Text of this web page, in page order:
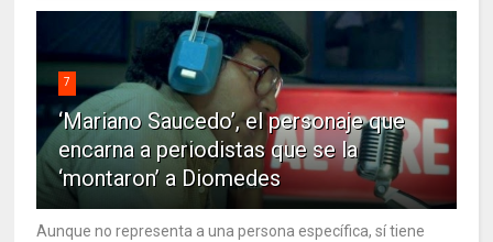
7
‘Mariano Saucedo’, el personaje que
encarna a periodistas que se la
‘montaron’ a Diomedes
Aunque no representa a una persona específica, sí tiene